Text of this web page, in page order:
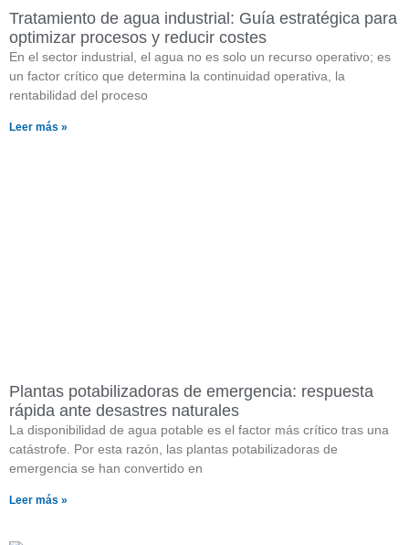
Tratamiento de agua industrial: Guía estratégica para
optimizar procesos y reducir costes
En el sector industrial, el agua no es solo un recurso operativo; es
un factor crítico que determina la continuidad operativa, la
rentabilidad del proceso
Leer más »
Plantas potabilizadoras de emergencia: respuesta
rápida ante desastres naturales
La disponibilidad de agua potable es el factor más crítico tras una
catástrofe. Por esta razón, las plantas potabilizadoras de
emergencia se han convertido en
Leer más »